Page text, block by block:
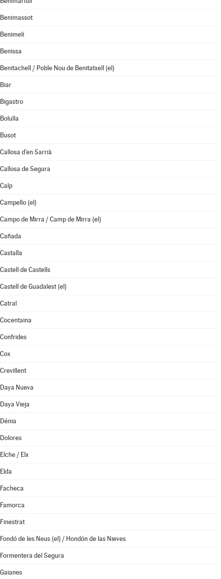
Benimassot
Benimeli
Benissa
Benitachell / Poble Nou de Benitatxell (el)
Biar
Bigastro
Bolulla
Busot
Callosa d'en Sarrià
Callosa de Segura
Calp
Campello (el)
Campo de Mirra / Camp de Mirra (el)
Cañada
Castalla
Castell de Castells
Castell de Guadalest (el)
Catral
Cocentaina
Confrides
Cox
Crevillent
Daya Nueva
Daya Vieja
Dénia
Dolores
Elche / Elx
Elda
Facheca
Famorca
Finestrat
Fondó de les Neus (el) / Hondón de las Nieves
Formentera del Segura
Gaianes